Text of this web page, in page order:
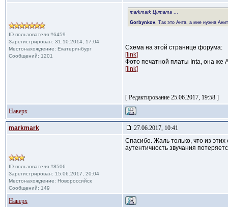
ID пользователя #6459
Зарегистрирован: 31.10.2014, 17:04
Местонахождение: Екатеринбург
Сообщений: 1201
markmark Цитата ...
Gorbynkov, Так это Анта, а мне нужна
Схема на этой странице форума:
[link]
Фото печатной платы Inta, она же
[link]
[ Редактирование 25.06.2017, 19:58 ]
Наверх
markmark 27.06.2017, 10:41
ID пользователя #8506
Зарегистрирован: 15.06.2017, 20:04
Местонахождение: Новороссийск
Сообщений: 149
Спасибо. Жаль только, что из
аутентичность звучания
Наверх